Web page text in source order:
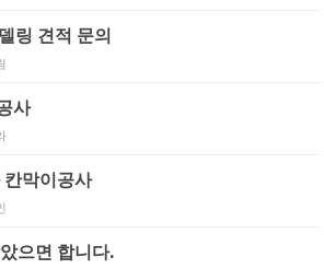
링 견적 문의
사
막이공사
으면 합니다.